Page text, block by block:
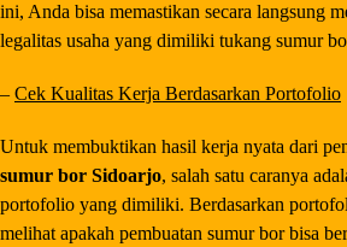
ini, Anda bisa memastikan secara langsung
legalitas usaha yang dimiliki tukang sumur
– Cek Kualitas Kerja Berdasarkan Portofolio
Untuk membuktikan hasil kerja nyata dari
sumur bor Sidoarjo, salah satu caranya
portofolio yang dimiliki. Berdasarkan
melihat apakah pembuatan sumur bor bisa